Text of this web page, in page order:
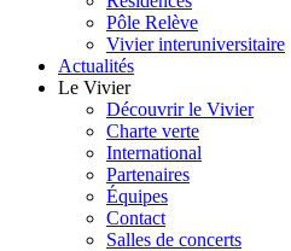
Pôle Relève
Vivier interuniversitaire
Actualités
Le Vivier
Découvrir le Vivier
Charte verte
International
Partenaires
Équipes
Contact
Salles de concerts